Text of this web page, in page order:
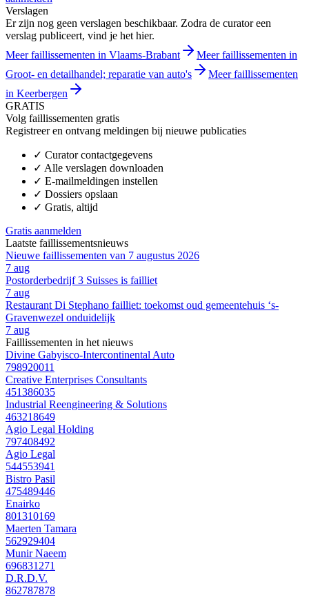
Verslagen
Er zijn nog geen verslagen beschikbaar. Zodra de curator een
verslag publiceert, vind je het hier.
Meer faillissementen in Vlaams-Brabant
Meer faillissementen in
Groot- en detailhandel; reparatie van auto's
Meer faillissementen
in Keerbergen
GRATIS
Volg faillissementen gratis
Registreer en ontvang meldingen bij nieuwe publicaties
✓ Curator contactgegevens
✓ Alle verslagen downloaden
✓ E-mailmeldingen instellen
✓ Dossiers opslaan
✓ Gratis, altijd
Gratis aanmelden
Laatste faillissementsnieuws
Nieuwe faillissementen van 7 augustus 2026
7 aug
Postorderbedrijf 3 Suisses is failliet
7 aug
Restaurant Di Stephano failliet: toekomst oud gemeentehuis ‘s-
Gravenwezel onduidelijk
7 aug
Faillissementen in het nieuws
Divine Gabyisco-Intercontinental Auto
798920011
Creative Enterprises Consultants
451386035
Industrial Reengineering & Solutions
463218649
Agio Legal Holding
797408492
Agio Legal
544553941
Bistro Pasil
475489446
Enairko
801310169
Maerten Tamara
562929404
Munir Naeem
696831271
D.R.D.V.
862787878